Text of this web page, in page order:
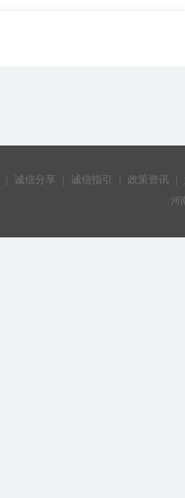
| 诚信分享 | 诚信指引 | 政策资讯 |
河